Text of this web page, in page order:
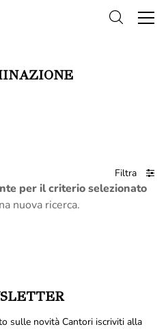
Filtra
per il criterio selezionato
nuova ricerca.
sulle novità Cantori iscriviti alla